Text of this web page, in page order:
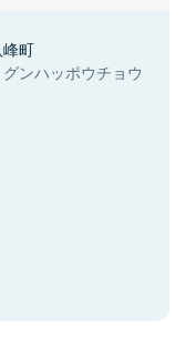
町
ンハッポウチョウ